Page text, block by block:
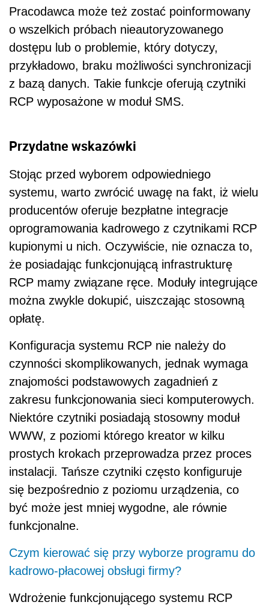
Pracodawca może też zostać poinformowany
o wszelkich próbach nieautoryzowanego
dostępu lub o problemie, który dotyczy,
przykładowo, braku możliwości synchronizacji
z bazą danych. Takie funkcje oferują czytniki
RCP wyposażone w moduł SMS.
Przydatne wskazówki
Stojąc przed wyborem odpowiedniego
systemu, warto zwrócić uwagę na fakt, iż wielu
producentów oferuje bezpłatne integracje
oprogramowania kadrowego z czytnikami RCP
kupionymi u nich. Oczywiście, nie oznacza to,
że posiadając funkcjonującą infrastrukturę
RCP mamy związane ręce. Moduły integrujące
można zwykle dokupić, uiszczając stosowną
opłatę.
Konfiguracja systemu RCP nie należy do
czynności skomplikowanych, jednak wymaga
znajomości podstawowych zagadnień z
zakresu funkcjonowania sieci komputerowych.
Niektóre czytniki posiadają stosowny moduł
WWW, z poziomi którego kreator w kilku
prostych krokach przeprowadza przez proces
instalacji. Tańsze czytniki często konfiguruje
się bezpośrednio z poziomu urządzenia, co
być może jest mniej wygodne, ale równie
funkcjonalne.
Czym kierować się przy wyborze programu do
kadrowo-płacowej obsługi firmy?
Wdrożenie funkcjonującego systemu RCP